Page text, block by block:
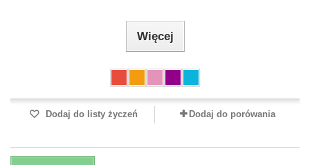
Więcej
Dodaj do listy życzeń Dodaj do porówania